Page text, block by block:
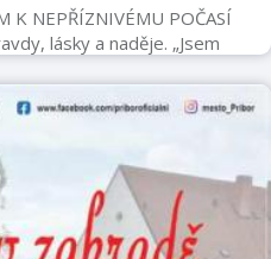
K NEPŘÍZNIVÉMU POČASÍ
lásky a naděje. „Jsem
do té doby, než najde své
jenom s člověkem. Můj
a také o překážkách a
člověku. Je o síle a
v každém psovi. Ano i v
na vás čeká celý den,